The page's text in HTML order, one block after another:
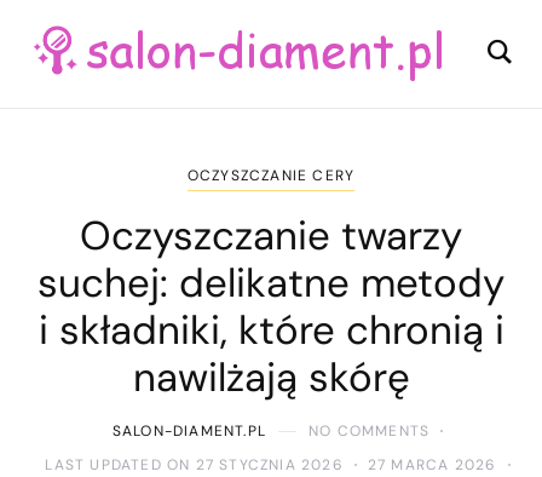
OCZYSZCZANIE CERY
Oczyszczanie twarzy
suchej: delikatne metody
i składniki, które chronią i
nawilżają skórę
SALON-DIAMENT.PL
NO COMMENTS
LAST UPDATED ON 27 STYCZNIA 2026
27 MARCA 2026